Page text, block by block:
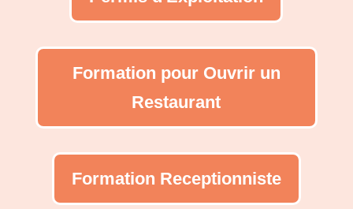
Formation pour Ouvrir un
Restaurant
Formation Receptionniste